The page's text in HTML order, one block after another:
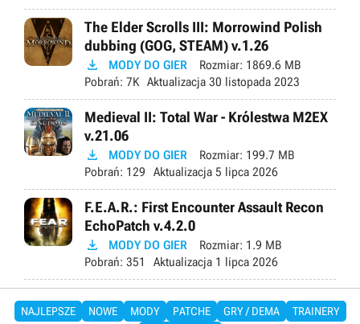
The Elder Scrolls III: Morrowind Polish
dubbing (GOG, STEAM) v.1.26
 MODY DO GIER Rozmiar: 1869.6 MB
Pobrań: 7K Aktualizacja 30 listopada 2023
Medieval II: Total War - Królestwa M2EX
v.21.06
 MODY DO GIER Rozmiar: 199.7 MB
Pobrań: 129 Aktualizacja 5 lipca 2026
F.E.A.R.: First Encounter Assault Recon
EchoPatch v.4.2.0
 MODY DO GIER Rozmiar: 1.9 MB
Pobrań: 351 Aktualizacja 1 lipca 2026
NAJLEPSZE NOWE MODY PATCHE GRY / DEMA
TRAINERY